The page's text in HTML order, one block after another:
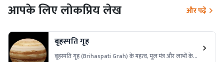
आपके लिए लोकप्रिय लेख और पढ़ें
बृहस्पति गृह
बृहस्पति गृह (Brihaspati Grah) के महत्व, मूल मंत्र और लाभों के